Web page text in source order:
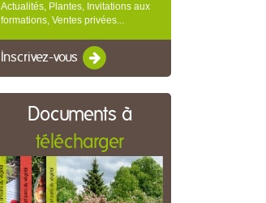
Actualités, Plantes, Invitations aux
formations, Ventes privées...
Inscrivez-vous
Documents à
télécharger